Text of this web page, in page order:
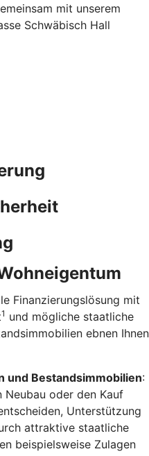
mit unserem
Schwäbisch Hall
Finanzierungslösung mit
1 und mögliche staatliche
ebnen Ihnen
und Bestandsimmobilien:
Neubau oder den Kauf
Unterstützung
attraktive staatliche
beispielsweise Zulagen